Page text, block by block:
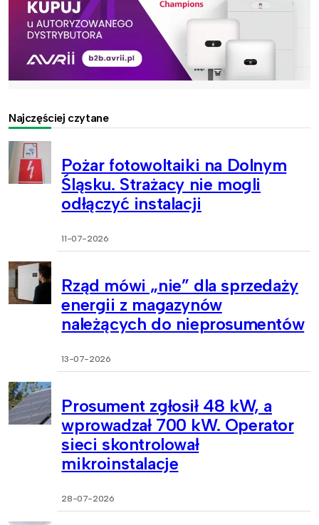
Najczęściej czytane
Pożar fotowoltaiki na Dolnym
Śląsku. Strażacy nie mogli
odłączyć instalacji
11-07-2026
Rząd mówi „nie” dla sprzedaży
energii z magazynów
należących do nieprosumentów
13-07-2026
Prosument zgłosił 48 kW, a
wprowadzał 700 kW. Operator
sieci skontrolował
mikroinstalacje
28-07-2026